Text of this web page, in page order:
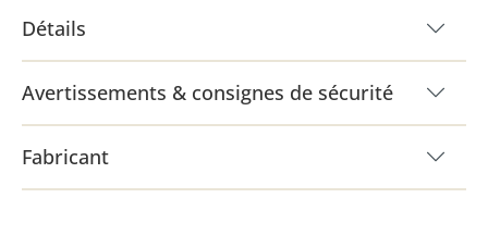
Détails
Avertissements & consignes de sécurité
Fabricant